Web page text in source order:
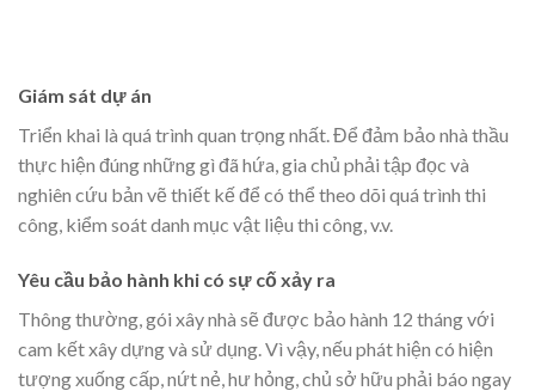
Giám sát dự án
Triển khai là quá trình quan trọng nhất. Để đảm bảo nhà thầu
thực hiện đúng những gì đã hứa, gia chủ phải tập đọc và
nghiên cứu bản vẽ thiết kế để có thể theo dõi quá trình thi
công, kiểm soát danh mục vật liệu thi công, v.v.
Yêu cầu bảo hành khi có sự cố xảy ra
Thông thường, gói xây nhà sẽ được bảo hành 12 tháng với
cam kết xây dựng và sử dụng. Vì vậy, nếu phát hiện có hiện
tượng xuống cấp, nứt nẻ, hư hỏng, chủ sở hữu phải báo ngay